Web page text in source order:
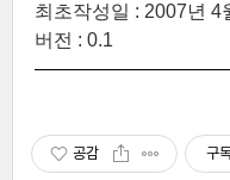
최초작성일 : 2007년 4
버전 : 0.1
공감 구